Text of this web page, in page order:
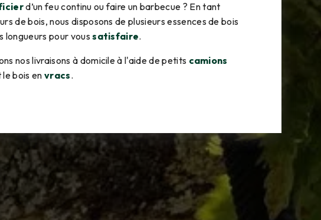
d’un feu continu ou faire un barbecue ? En tant
de bois, nous disposons de plusieurs essences de bois
longueurs pour voussatisfaire.
nos livraisons à domicile à l'aide de petits camions
bois en vracs.